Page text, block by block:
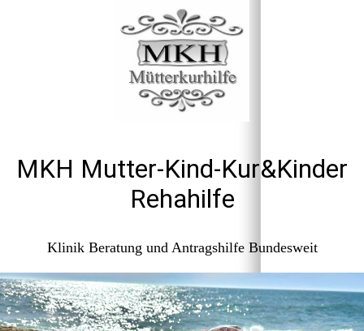
MKH Mutter-Kind-Kur&Kinder
Rehahilfe
Klinik Beratung und Antragshilfe Bundesweit